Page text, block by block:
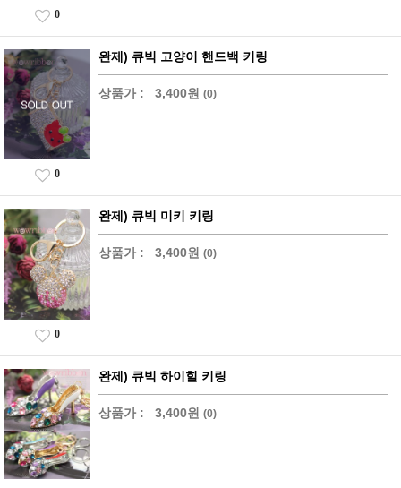
0
완제) 큐빅 고양이 핸드백 키링
상품가 : 3,400원 (0)
0
완제) 큐빅 미키 키링
상품가 : 3,400원 (0)
0
완제) 큐빅 하이힐 키링
상품가 : 3,400원 (0)